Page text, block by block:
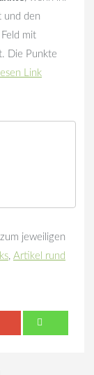
und den
mit
Die Punkte
Link
jeweiligen
, Artikel rund